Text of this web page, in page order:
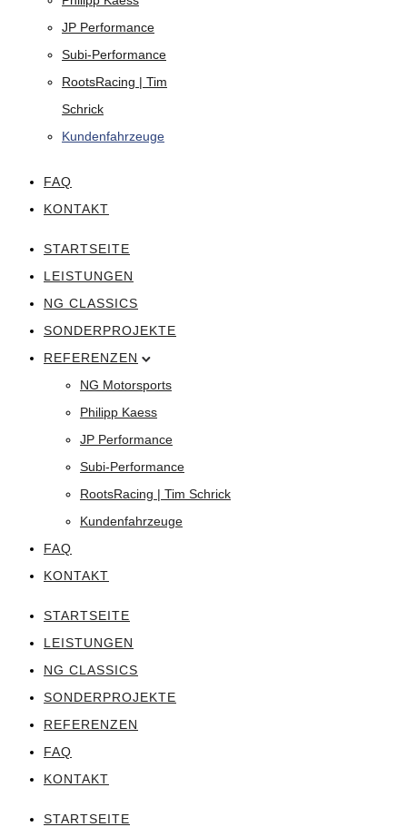
JP Performance
Subi-Performance
RootsRacing | Tim
Schrick
Kundenfahrzeuge
FAQ
KONTAKT
STARTSEITE
LEISTUNGEN
NG CLASSICS
SONDERPROJEKTE
REFERENZEN
NG Motorsports
Philipp Kaess
JP Performance
Subi-Performance
RootsRacing | Tim Schrick
Kundenfahrzeuge
FAQ
KONTAKT
STARTSEITE
LEISTUNGEN
NG CLASSICS
SONDERPROJEKTE
REFERENZEN
FAQ
KONTAKT
STARTSEITE